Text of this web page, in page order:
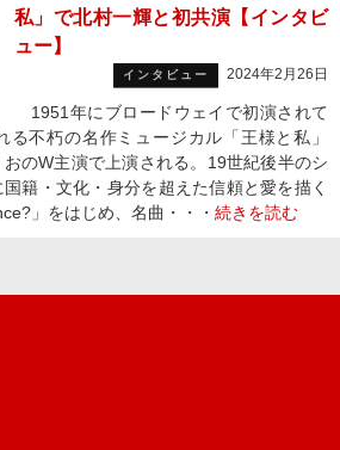
私」で北村一輝と初共演【インタビ
ュー】
インタビュー 2024年2月26日
1951年にブロードウェイで初演されて
る不朽の名作ミュージカル「王様と私」
のW主演で上演される。19世紀後半のシ
籍・文化・身分を超えた信頼と愛を描く
」をはじめ、名曲・・・ 続きを読む